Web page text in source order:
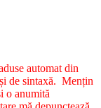
automat din
de sintaxă. Mențin
o anumită